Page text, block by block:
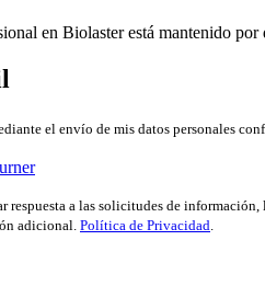
en Biolaster está mantenido
el envío de mis datos personales
respuesta a las solicitudes de
adicional. Política de Privacidad.